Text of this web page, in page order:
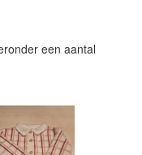
een aantal